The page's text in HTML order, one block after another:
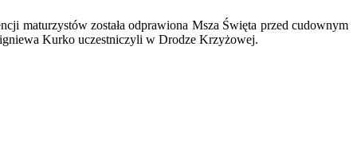
maturzystów została odprawiona Msza Święta przed cudownym
Kurko uczestniczyli w Drodze Krzyżowej.